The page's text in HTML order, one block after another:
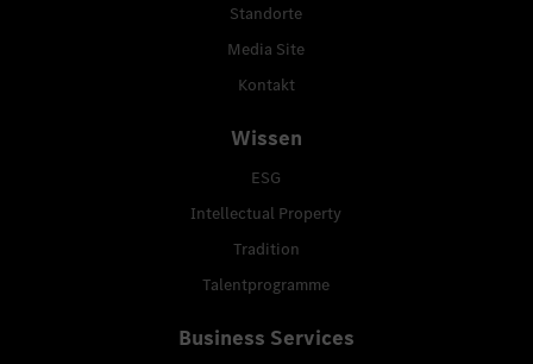
Standorte
Media Site
Kontakt
Wissen
ESG
Intellectual Property
Tradition
Talentprogramme
Business Services